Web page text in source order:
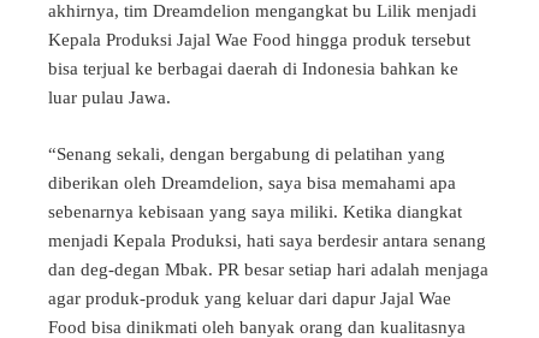
akhirnya, tim Dreamdelion mengangkat bu Lilik menjadi
Kepala Produksi Jajal Wae Food hingga produk tersebut
bisa terjual ke berbagai daerah di Indonesia bahkan ke
luar pulau Jawa.
“Senang sekali, dengan bergabung di pelatihan yang
diberikan oleh Dreamdelion, saya bisa memahami apa
sebenarnya kebisaan yang saya miliki. Ketika diangkat
menjadi Kepala Produksi, hati saya berdesir antara senang
dan deg-degan Mbak. PR besar setiap hari adalah menjaga
agar produk-produk yang keluar dari dapur Jajal Wae
Food bisa dinikmati oleh banyak orang dan kualitasnya